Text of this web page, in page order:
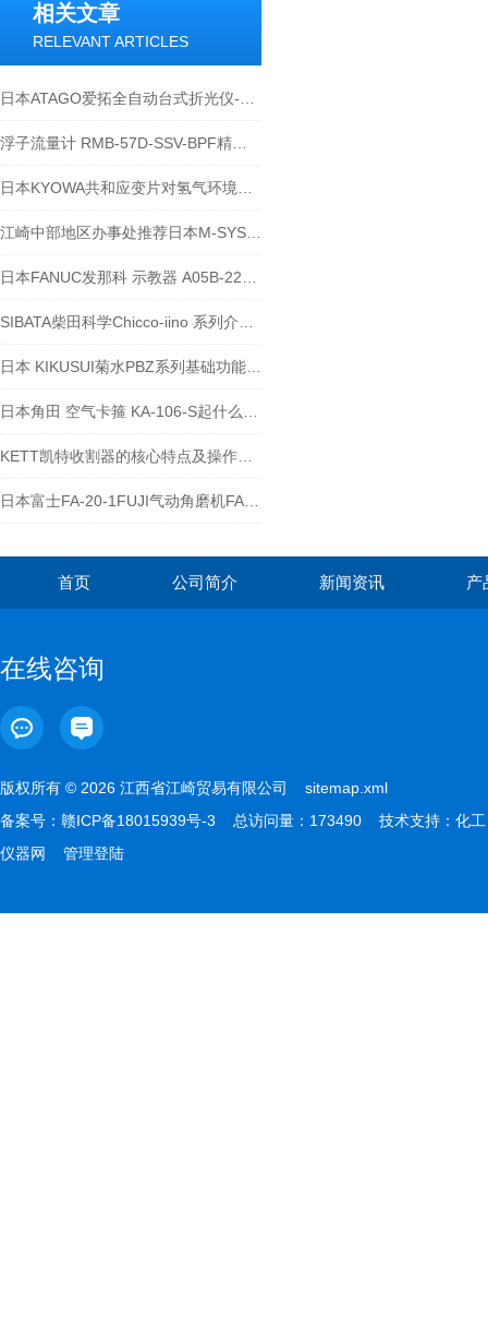
相关文章
RELEVANT ARTICLES
首页 公司简介 新闻资讯 产
在线咨询
版权所有 © 2026 江西省江崎贸易有限公司 sitemap.xml
备案号： 赣ICP备18015939号-3 总访问量：173490 技术支持： 化工
仪器网
管理登陆